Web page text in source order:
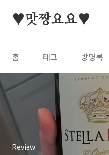
♥맛짱요요♥
홈 태그 방명록
Review